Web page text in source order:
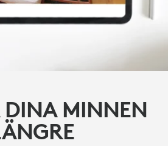
DINA MINNEN